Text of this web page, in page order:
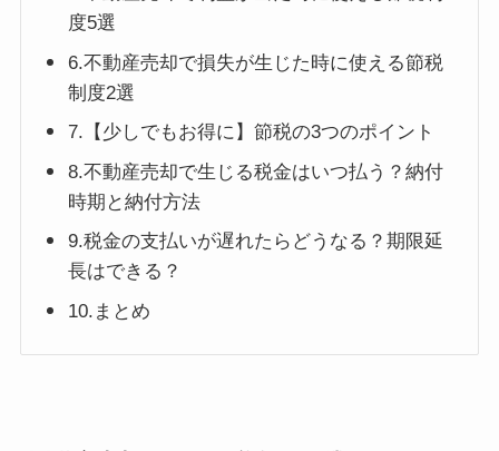
度5選
6.不動産売却で損失が生じた時に使える節税
制度2選
7.【少しでもお得に】節税の3つのポイント
8.不動産売却で生じる税金はいつ払う？納付
時期と納付方法
9.税金の支払いが遅れたらどうなる？期限延
長はできる？
10.まとめ